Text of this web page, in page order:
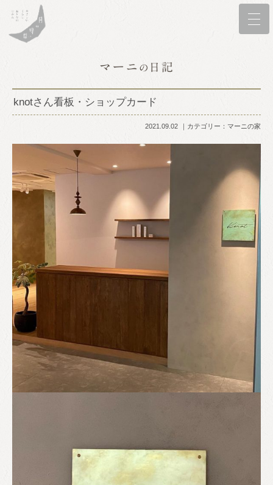
knotさん看板・ショップカード
2021.09.02 カテゴリー： マーニの家